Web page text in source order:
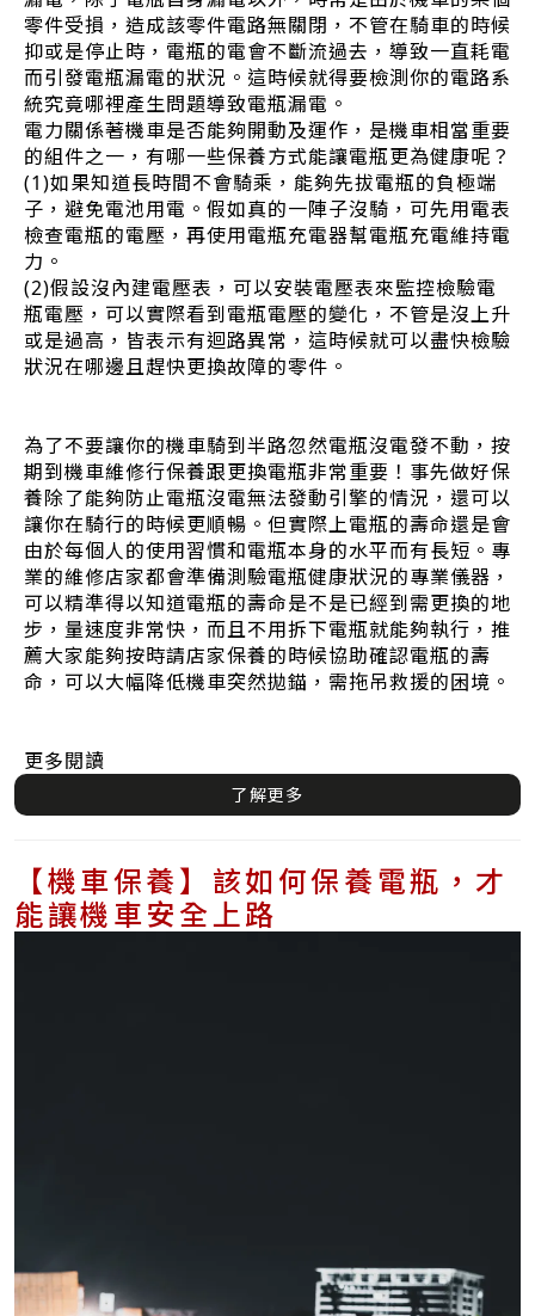
零件受損，造成該零件電路無關閉，不管在騎車的時候
抑或是停止時，電瓶的電會不斷流過去，導致一直耗電
而引發電瓶漏電的狀況。這時候就得要檢測你的電路系
統究竟哪裡產生問題導致電瓶漏電。
電力關係著機車是否能夠開動及運作，是機車相當重要
的組件之一，有哪一些保養方式能讓電瓶更為健康呢？
(1)如果知道長時間不會騎乘，能夠先拔電瓶的負極端
子，避免電池用電。假如真的一陣子沒騎，可先用電表
檢查電瓶的電壓，再使用電瓶充電器幫電瓶充電維持電
力。
(2)假設沒內建電壓表，可以安裝電壓表來監控檢驗電
瓶電壓，可以實際看到電瓶電壓的變化，不管是沒上升
或是過高，皆表示有迴路異常，這時候就可以盡快檢驗
狀況在哪邊且趕快更換故障的零件。
為了不要讓你的機車騎到半路忽然電瓶沒電發不動，按
期到機車維修行保養跟更換電瓶非常重要！事先做好保
養除了能夠防止電瓶沒電無法發動引擎的情況，還可以
讓你在騎行的時候更順暢。但實際上電瓶的壽命還是會
由於每個人的使用習慣和電瓶本身的水平而有長短。專
業的維修店家都會準備測驗電瓶健康狀況的專業儀器，
可以精準得以知道電瓶的壽命是不是已經到需更換的地
步，量速度非常快，而且不用拆下電瓶就能夠執行，推
薦大家能夠按時請店家保養的時候協助確認電瓶的壽
命，可以大幅降低機車突然拋錨，需拖吊救援的困境。
更多閱讀
了解更多
【機車保養】該如何保養電瓶，才
能讓機車安全上路